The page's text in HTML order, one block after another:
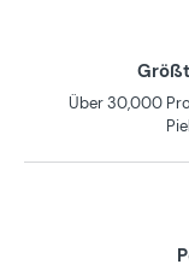
Über 30,000